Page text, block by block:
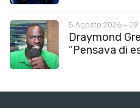
5 Agosto 2026 -
Draymond
“Pensava di